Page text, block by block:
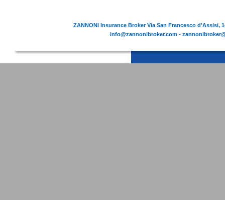
ZANNONI Insurance Broker Via San Francesco d'Assisi,
info@zannonibroker.com -